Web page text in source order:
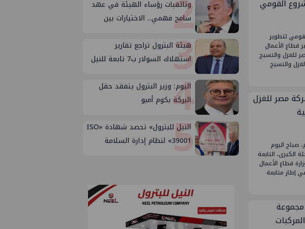
القومي
لتطوير
قطاع الأعمال
للغزل والنسيج
والنسيج
مصر للغزل
صباح اليوم
الكبرى، التابعة
قطاع الأعمال
إطار متابعة
مجموعة
2
وثائقيات رؤساء الهيئة في عهد
سامح فهمي.. الاختيارات بين
3
هيئة البترول تراجع تقارير
استهلاك السولار ب7 تابعة للنيل
الأوضاع
4
اليوم: وزير البترول يتفقد حقل
البركة بكوم أمبو
5
النيل للبترول» تحصد شهادة «ISO
39001» لنظام إدارة السلامة